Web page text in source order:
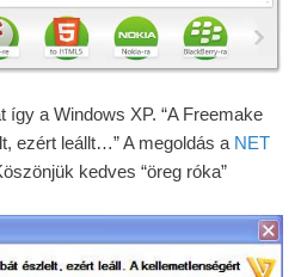
így a Windows XP. “A Freemake
ezért leállt…” A megoldás a NET
kedves “öreg róka”